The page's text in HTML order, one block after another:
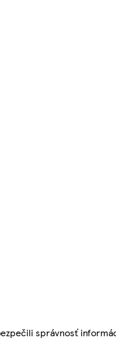
správnosť